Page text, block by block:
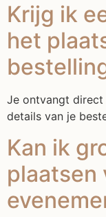
Krijg ik
het
Je ontvangt
details van je
Kan ik
plaatsen